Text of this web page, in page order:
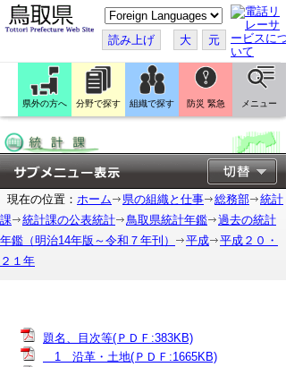
こ
の
ペ
ー
ジ
翻
訳
す
読み上げ 大 元
県外の方へ 分野で探す 組織で探す 防災 緊急 メニュー
現在の位置： ホーム 県の組織と仕事 総務部
統計
課
統計課の公表統計 鳥取県統計年鑑
過去の統計
年鑑（明治14年版～令和７年刊）
平成
平成２０・
２１年
題名、目次等(ＰＤＦ:383KB)
1 沿革・土地(ＰＤＦ:1665KB)